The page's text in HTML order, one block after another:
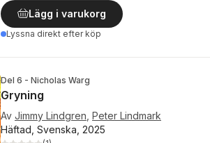
Lägg i varukorg
Lyssna direkt efter köp
Del 6 - Nicholas Warg
Gryning
Av Jimmy Lindgren Peter Lindmark
Häftad, Svenska, 2025